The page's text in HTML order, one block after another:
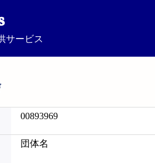
サービス
00893969
団体名